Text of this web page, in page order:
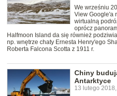
We wrześniu
View Google'a
wirtualną
oprócz
Halfmoon Island da się również
np. wnętrze chaty Ernesta Henry'ego
Roberta Falcona Scotta z 1911 r.
Chiny
Antarktyce
13 lutego